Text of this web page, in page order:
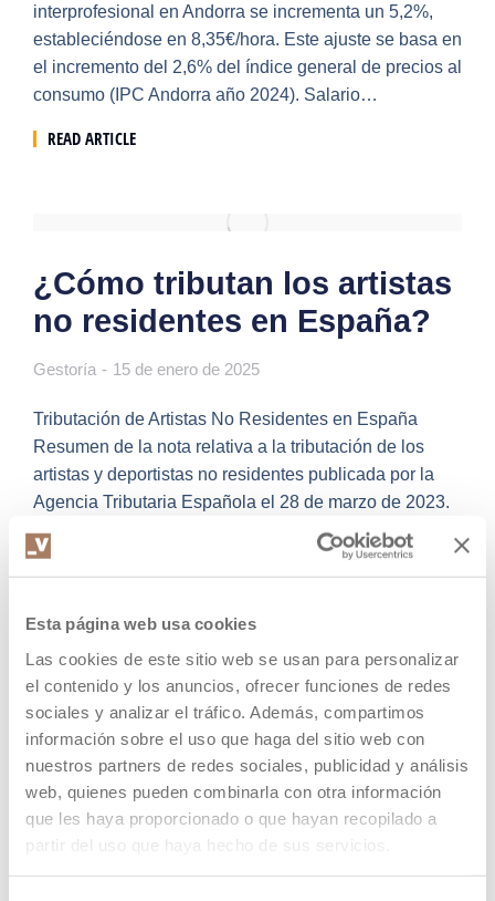
Esta página web usa cookies
Las cookies de este sitio web se usan para personalizar
el contenido y los anuncios, ofrecer funciones de redes
sociales y analizar el tráfico. Además, compartimos
información sobre el uso que haga del sitio web con
nuestros partners de redes sociales, publicidad y análisis
web, quienes pueden combinarla con otra información
que les haya proporcionado o que hayan recopilado a
partir del uso que haya hecho de sus servicios.
interprofesional en Andorra se incrementa un 5,2%,
estableciéndose en 8,35€/hora. Este ajuste se basa en
el incremento del 2,6% del índice general de precios al
consumo (IPC Andorra año 2024). Salario…
READ ARTICLE
¿Cómo tributan los artistas
no residentes en España?
Gestoría 15 de enero de 2025
Tributación de Artistas No Residentes en España
Resumen de la nota relativa a la tributación de los
artistas y deportistas no residentes publicada por la
Agencia Tributaria Española el 28 de marzo de 2023.
Cuando un artista o deportista no residente actúa en
otro país, como es el caso de España, la tributación
READ ARTICLE
Convenios de doble
imposición firmados por
Andorra